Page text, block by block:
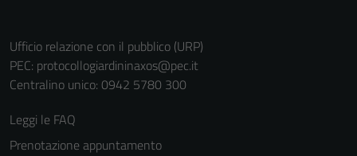
Ufficio relazione con il pubblico (URP)
PEC: protocollogiardininaxos@pec.it
Centralino unico: 0942 5780 300
Leggi le FAQ
Prenotazione appuntamento